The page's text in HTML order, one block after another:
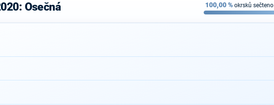
Osečná 100,00% okrsků sečteno